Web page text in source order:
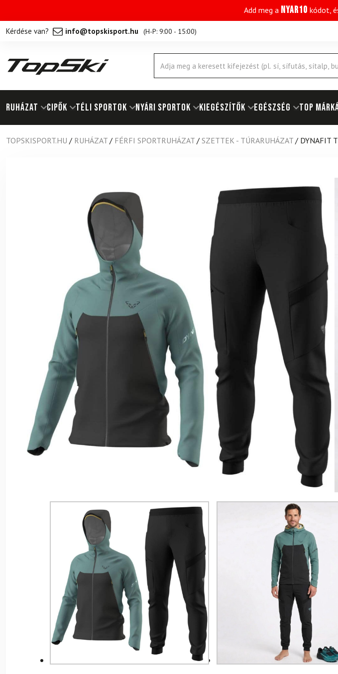
Add meg a NYAR10 kódot,
Kérdése van? info@topskisport.hu (H-P: 9:00 - 15:00)
Products
search
RUHÁZAT Cipők TÉLI SPORTOK NYÁRI SPORTOK KIEGÉSZÍTŐK EGÉSZSÉG Top
TOPSKISPORT.HU / RUHÁZAT / FÉRFI SPORTRUHÁZAT / SZETTEK - TÚRARUHÁZAT / DYNAFIT